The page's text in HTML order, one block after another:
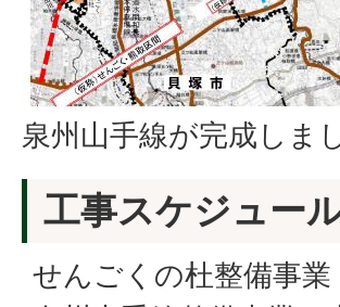
泉州山手線が完成しま
工事スケジュー
せんごくの杜整備事業